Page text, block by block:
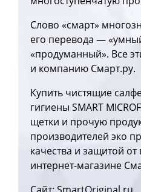
Слово «смарт»
его перевода —
«продуманный». Все
и компанию Смарт.ру.
Купить чистящие
гигиены SMART
щетки и прочую
производителей эко
качества и защитой
интернет-магазине